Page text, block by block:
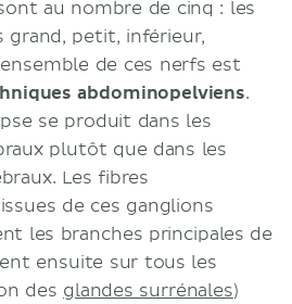
au nombre de cinq : les
grand, petit, inférieur,
de ces nerfs est
abdominopelviens.
se produit dans les
plutôt que dans les
Les fibres
de ces ganglions
les branches principales de
ensuite sur tous les
des glandes surrénales)